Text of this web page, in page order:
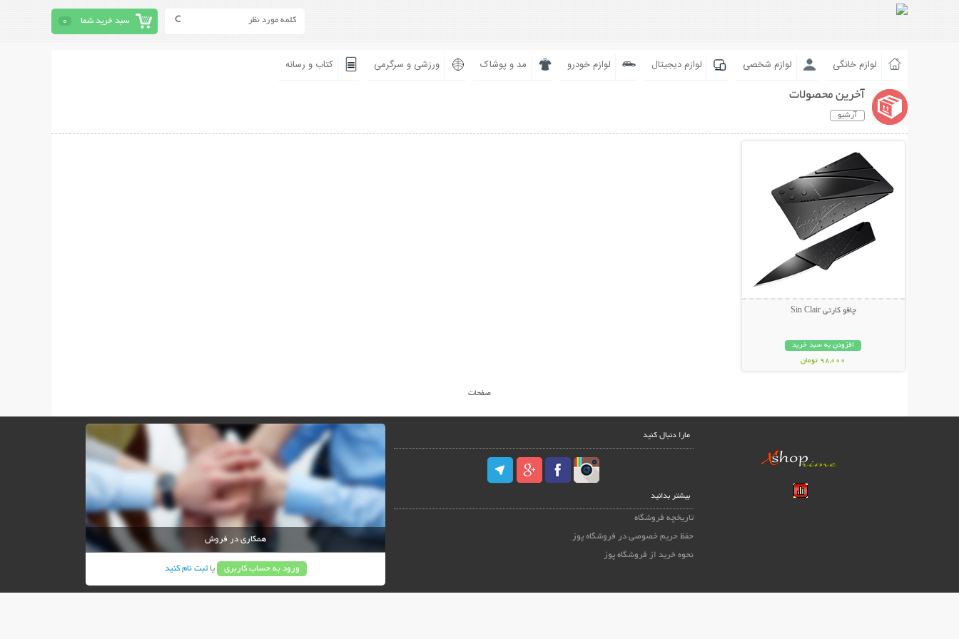
سبد خرید شما 0
لوازم خانگی لوازم شخصی لوازم دیجیتال لوازم خودرو مد و پوشاک ورزشی و سرگرمی کتاب و رسانه
آخرین محصولات
آرشیو
چاقو کارتی Sin Clair
افزودن به سبد خرید
98,000 تومان
صفحات
مارا دنبال کنید
بیشتر بدانید
تاریخچه فروشگاه
حفظ حریم خصوصی در فروشگاه پوز
نحوه خرید از فروشگاه پوز
همکاری در فروش
ورود به حساب کاربری یاثبت نام کنید